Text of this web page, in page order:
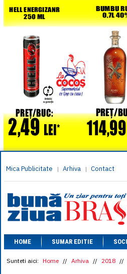
Mica Publicitate | Arhiva | Contact
HOME SUMAR EDITIE
Sunteti aici: Home // Arhiva // 2018 //